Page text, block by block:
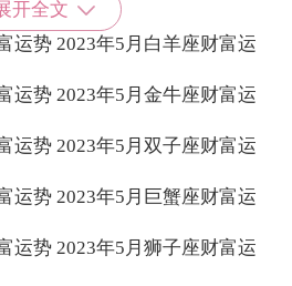
一些发财的机会，处女座
把握住，如果能抓住这些机
间里，就会有良好的收入，
张的朋友最好放弃这次的机
险度较高的项目，否则很可
不必太过追求完美，任何
开全文
运势 2023年5月白羊座财富运
运势 2023年5月金牛座财富运
运势 2023年5月双子座财富运
运势 2023年5月巨蟹座财富运
运势 2023年5月狮子座财富运